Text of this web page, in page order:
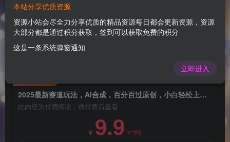
2025最新赛道玩法，AI合成，百分百过原创，小
白轻松上手，月入9k
1年前更新
108 12
2025最新赛道玩法，AI合成，百分百过原创，小白轻松上手，月入9k
此内容为付费阅读，请付费后查看
￥ 9.9￥99
本站分享优质资源
资源小站会尽全力分享优质的精品资源每日都会更新资源，资源
大部分都是通过积分获取，签到可以获取免费的积分
这是一条系统弹窗通知
立即进入